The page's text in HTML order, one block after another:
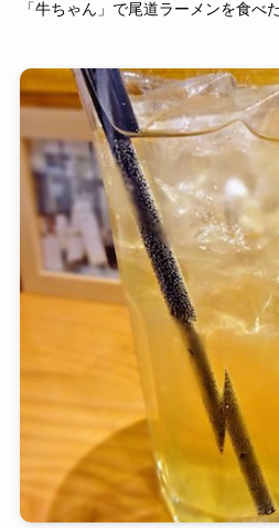
「牛ちゃん」で尾道ラーメンを食べ